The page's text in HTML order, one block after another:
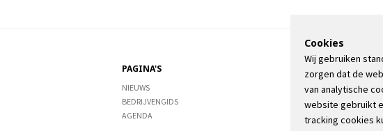
PAGINA'S
NIEUWS
BEDRIJVENGIDS
AGENDA
OVER DE
CONTACT
ADVERTEREN
INFORMATIE
Cookies
Wij gebruiken
zorgen dat de
van analytische
website gebruikt
tracking cookies